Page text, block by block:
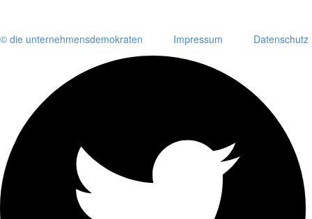
© die unternehmensdemokraten Impressum Datenschutz